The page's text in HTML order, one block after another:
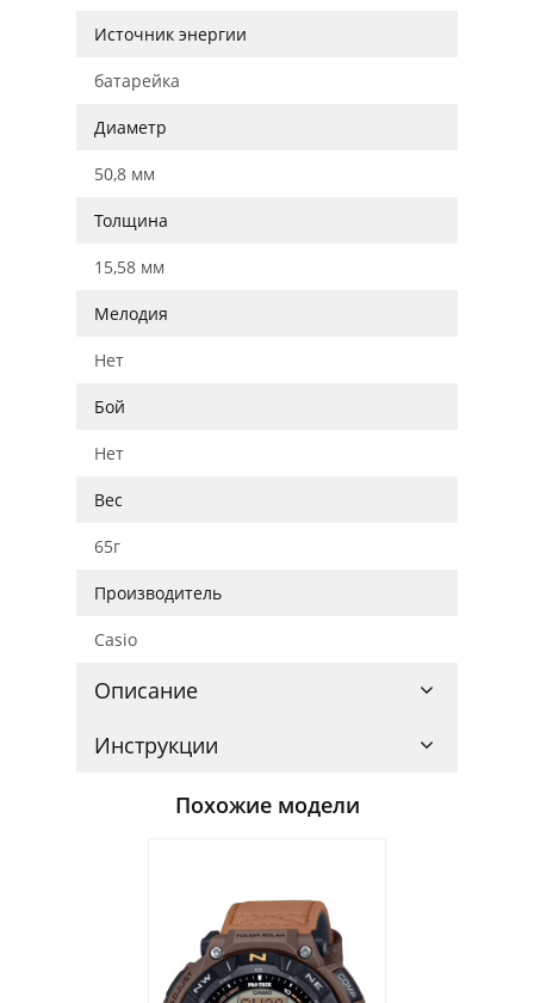
Источник энергии
батарейка
Диаметр
50,8 мм
Толщина
15,58 мм
Мелодия
Нет
Бой
Нет
Вес
65г
Производитель
Casio
Описание
Инструкции
Похожие модели